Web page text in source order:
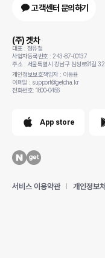
고객센터 문의하기
(주) 겟차
대표 : 정유철
사업자등록번호 : 243-87-00137
주소 : 서울특별시 강남구 삼성로91길 32
개인정보보호책임자 : 이동용
이메일 : support@getcha.kr
전화번호: 1800-0456
App store
서비스 이용약관 개인정보